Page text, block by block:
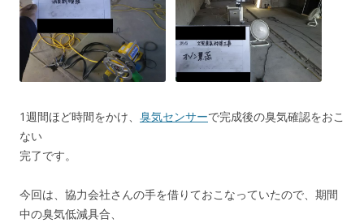
1週間ほど時間をかけ、 臭気センサーで完成後の臭気確認をおこ
ない
完了です。
今回は、協力会社さんの手を借りておこなっていたので、期間
中の臭気低減具合、